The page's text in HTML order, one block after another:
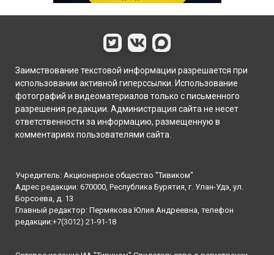
Заимствование текстовой информации разрешается при
использовании активной гиперссылки. Использование
фотографий и видеоматериалов только с письменного
разрешения редакции. Администрация сайта не несет
ответственности за информацию, размещенную в
комментариях пользователями сайта.
Учредитель: Акционерное общество "Тивиком"
Адрес редакции: 670000, Республика Бурятия, г. Улан-Удэ, ул.
Борсоева, д. 13
Главный редактор: Пермякова Юлия Андреевна, телефон
редакции:+7(3012) 21-91-18